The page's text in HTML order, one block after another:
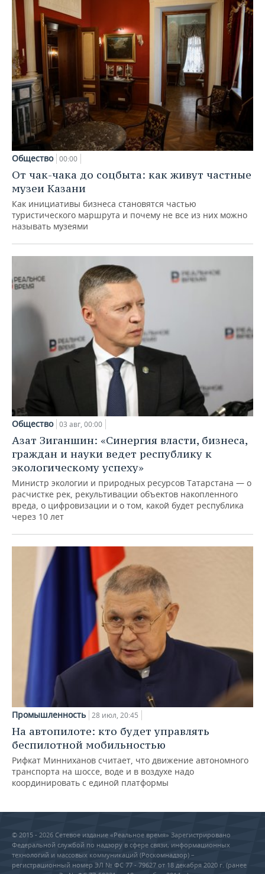
Общество 00:00
От чак-чака до соцбыта: как живут частные
музеи Казани
Как инициативы бизнеса становятся частью
туристического маршрута и почему не все из них можно
называть музеями
Общество 03 авг, 00:00
Азат Зиганшин: «Синергия власти, бизнеса,
граждан и науки ведет республику к
экологическому успеху»
Министр экологии и природных ресурсов Татарстана — о
расчистке рек, рекультивации объектов накопленного
вреда, о цифровизации и о том, какой будет республика
через 10 лет
Промышленность 28 июл, 20:45
На автопилоте: кто будет управлять
беспилотной мобильностью
Рифкат Минниханов считает, что движение автономного
транспорта на шоссе, воде и в воздухе надо
координировать с единой платформы
© 2015 - 2026 Сетевое издание «Реальное время» Зарегистрировано
Федеральной службой по надзору в сфере связи, информационных
технологий и массовых коммуникаций (Роскомнадзор) –
регистрационный номер ЭЛ № ФС 77 - 79627 от 18 декабря 2020 г. (ранее